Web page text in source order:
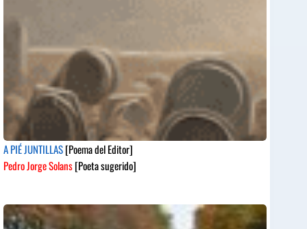
A PIÉ JUNTILLAS[Poema del Editor]
Pedro Jorge Solans[Poeta sugerido]